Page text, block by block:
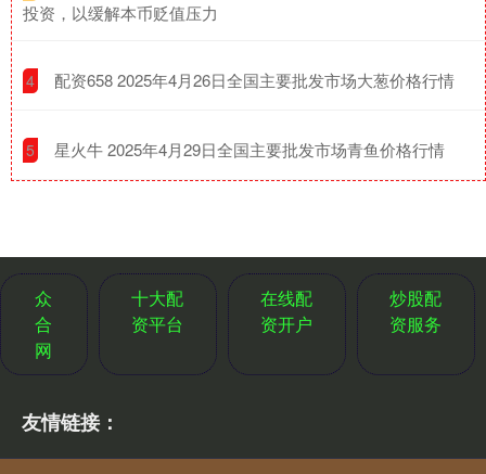
投资，以缓解本币贬值压力
4 ​配资658 2025年4月26日全国主要批发市场大葱价格行情
5 ​星火牛 2025年4月29日全国主要批发市场青鱼价格行情
众
合
网
十大配
资平台
在线配
资开户
炒股配
资服务
友情链接：